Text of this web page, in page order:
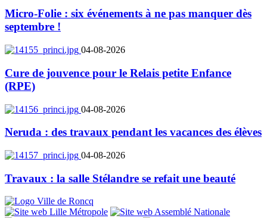
Micro-Folie : six événements à ne pas manquer dès
septembre !
04-08-2026
Cure de jouvence pour le Relais petite Enfance
(RPE)
04-08-2026
Neruda : des travaux pendant les vacances des élèves
04-08-2026
Travaux : la salle Stélandre se refait une beauté